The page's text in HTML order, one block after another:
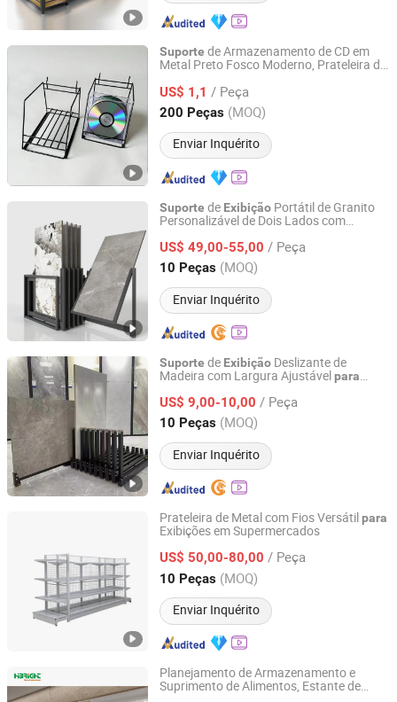
Suporte de Armazenamento de CD em
Metal Preto Fosco Moderno, Prateleira de
Supermercado
US$ 1,1 / Peça
200 Peças (MOQ)
Enviar Inquérito
Tongxiang Liansheng Plastic Products Co., Ltd.
Zhejiang, China Desde 2021
Suporte de Exibição Portátil de Granito
Personalizável de Dois Lados com
Mármore, Azulejo Cerâmico e Ferro
Grandes Azulejos
US$ 49,00-55,00 / Peça
10 Peças (MOQ)
Enviar Inquérito
Foshan Slodi Display Co., Ltd.
Guangdong, China Desde 2026
Suporte de Exibição Deslizante de
Madeira com Largura Ajustávelpara
Personalizável
US$ 9,00-10,00 / Peça
10 Peças (MOQ)
Enviar Inquérito
Foshan Slodi Display Co., Ltd.
Guangdong, China Desde 2026
Prateleira de Metal com Fios Versátilpara
Exibições em Supermercados
US$ 50,00-80,00 / Peça
10 Peças (MOQ)
Enviar Inquérito
Suzhou Yuanda Commercial Products Co., Ltd.
Jiangsu, China Desde 2013
Planejamento de Armazenamento e
Suprimento de Alimentos, Estante de
Suzhou Highbright Store Fixtures Co., Ltd.